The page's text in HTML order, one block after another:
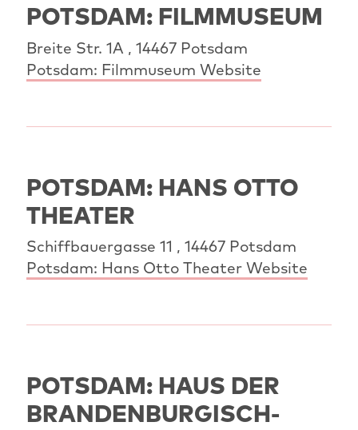
POTSDAM: FILMMUSEUM
Breite Str. 1A , 14467 Potsdam
Potsdam: Filmmuseum Website
POTSDAM: HANS OTTO
THEATER
Schiffbauergasse 11 , 14467 Potsdam
Potsdam: Hans Otto Theater Website
POTSDAM: HAUS DER
BRANDENBURGISCH-